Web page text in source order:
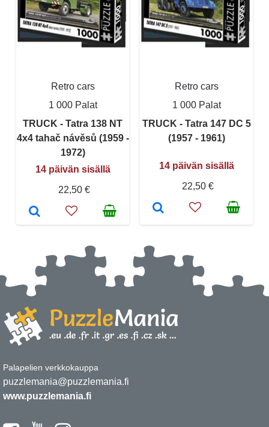
Retro cars
1 000 Palat
TRUCK - Tatra 138 NT
4x4 tahač návěsů (1959 -
1972)
14 päivän sisällä
22,50 €
Retro cars
1 000 Palat
TRUCK - Tatra 147 DC 5
(1957 - 1961)
14 päivän sisällä
22,50 €
Palapelien verkkokauppa
puzzlemania@puzzlemania.fi
www.puzzlemania.fi